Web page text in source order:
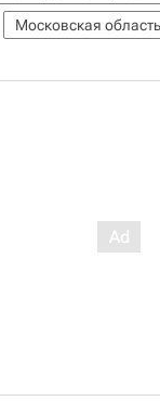
Московская